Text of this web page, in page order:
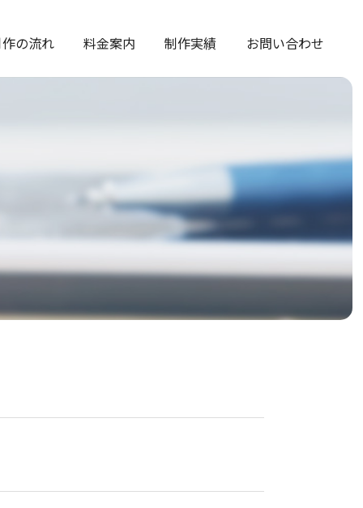
の流れ 料金案内 制作実績 お問い合わせ